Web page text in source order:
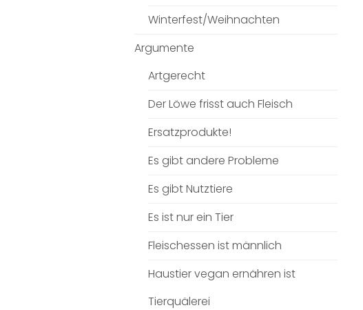
Winterfest/Weihnachten
Argumente
Artgerecht
Der Löwe frisst auch Fleisch
Ersatzprodukte!
Es gibt andere Probleme
Es gibt Nutztiere
Es ist nur ein Tier
Fleischessen ist männlich
Haustier vegan ernähren ist
Tierquälerei